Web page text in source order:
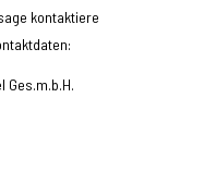
kontaktiere